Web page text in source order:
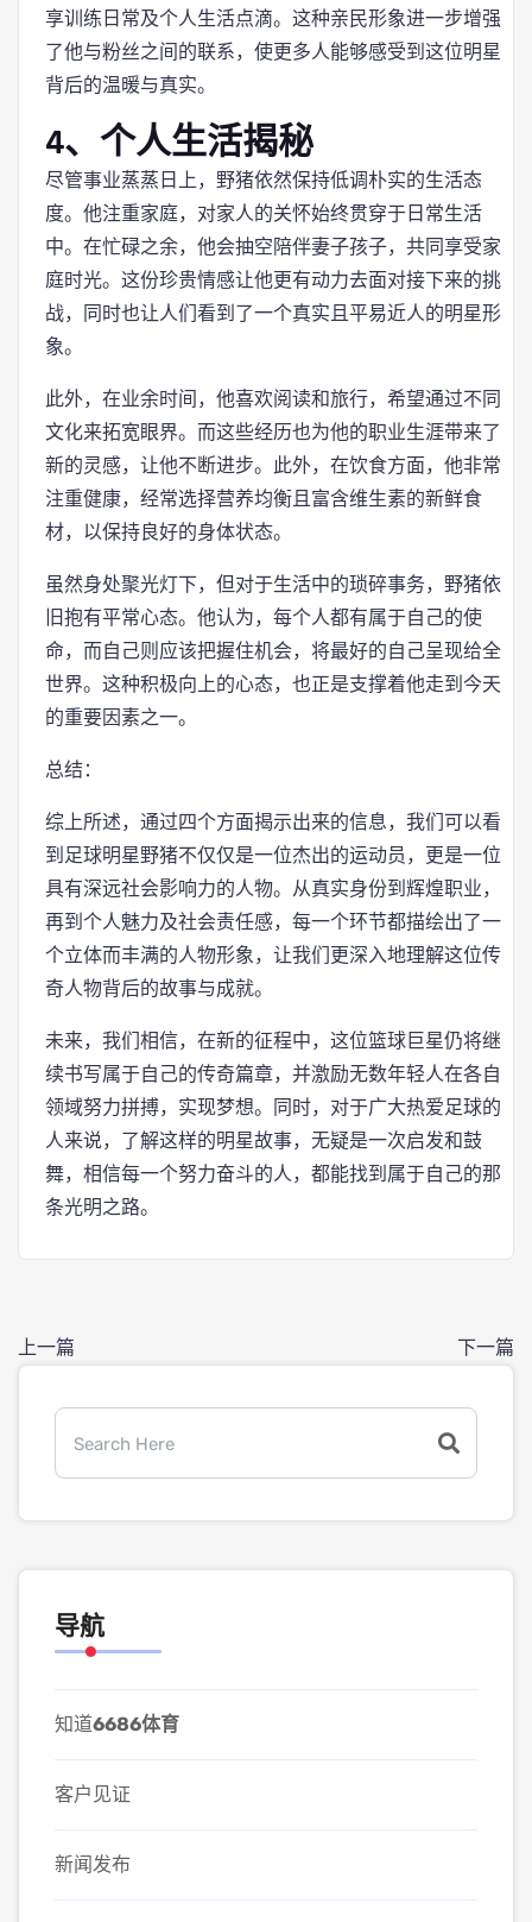
享训练日常及个人生活点滴。这种亲民形象进一步增强
了他与粉丝之间的联系，使更多人能够感受到这位明星
背后的温暖与真实。
4、个人生活揭秘
尽管事业蒸蒸日上，野猪依然保持低调朴实的生活态
度。他注重家庭，对家人的关怀始终贯穿于日常生活
中。在忙碌之余，他会抽空陪伴妻子孩子，共同享受家
庭时光。这份珍贵情感让他更有动力去面对接下来的挑
战，同时也让人们看到了一个真实且平易近人的明星形
象。
此外，在业余时间，他喜欢阅读和旅行，希望通过不同
文化来拓宽眼界。而这些经历也为他的职业生涯带来了
新的灵感，让他不断进步。此外，在饮食方面，他非常
注重健康，经常选择营养均衡且富含维生素的新鲜食
材，以保持良好的身体状态。
虽然身处聚光灯下，但对于生活中的琐碎事务，野猪依
旧抱有平常心态。他认为，每个人都有属于自己的使
命，而自己则应该把握住机会，将最好的自己呈现给全
世界。这种积极向上的心态，也正是支撑着他走到今天
的重要因素之一。
总结：
综上所述，通过四个方面揭示出来的信息，我们可以看
到足球明星野猪不仅仅是一位杰出的运动员，更是一位
具有深远社会影响力的人物。从真实身份到辉煌职业，
再到个人魅力及社会责任感，每一个环节都描绘出了一
个立体而丰满的人物形象，让我们更深入地理解这位传
奇人物背后的故事与成就。
未来，我们相信，在新的征程中，这位篮球巨星仍将继
续书写属于自己的传奇篇章，并激励无数年轻人在各自
领域努力拼搏，实现梦想。同时，对于广大热爱足球的
人来说，了解这样的明星故事，无疑是一次启发和鼓
舞，相信每一个努力奋斗的人，都能找到属于自己的那
条光明之路。
上一篇 下一篇
导航
知道6686体育
客户见证
新闻发布